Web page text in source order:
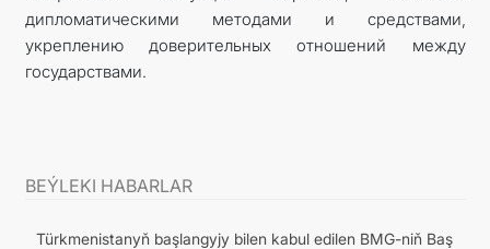
дипломатическими методами и средствами,
укреплению доверительных отношений между
государствами.
BEÝLEKI HABARLAR
Türkmenistanyň başlangyjy bilen kabul edilen BMG-niň Baş